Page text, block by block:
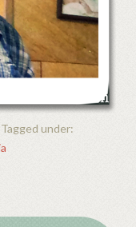
Tagged under: